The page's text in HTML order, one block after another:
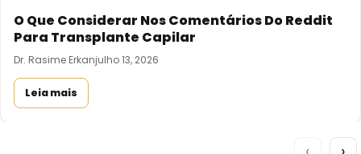
O Que Considerar Nos Comentários Do Reddit
Para Transplante Capilar
Dr. Rasime Erkanjulho 13, 2026
Leia mais